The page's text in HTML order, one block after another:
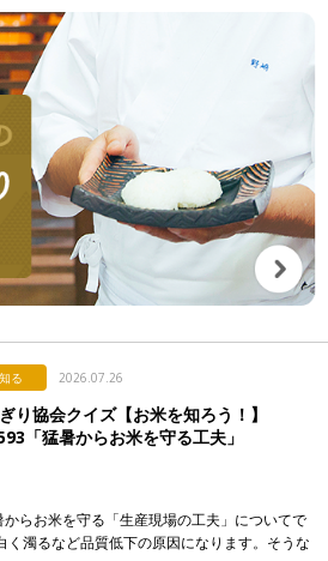
知る 2026.07.26
り協会クイズ【お米を知ろう！】
「猛暑からお米を守る工夫」
らお米を守る「生産現場の工夫」についてで
濁るなど品質低下の原因になります。そうな